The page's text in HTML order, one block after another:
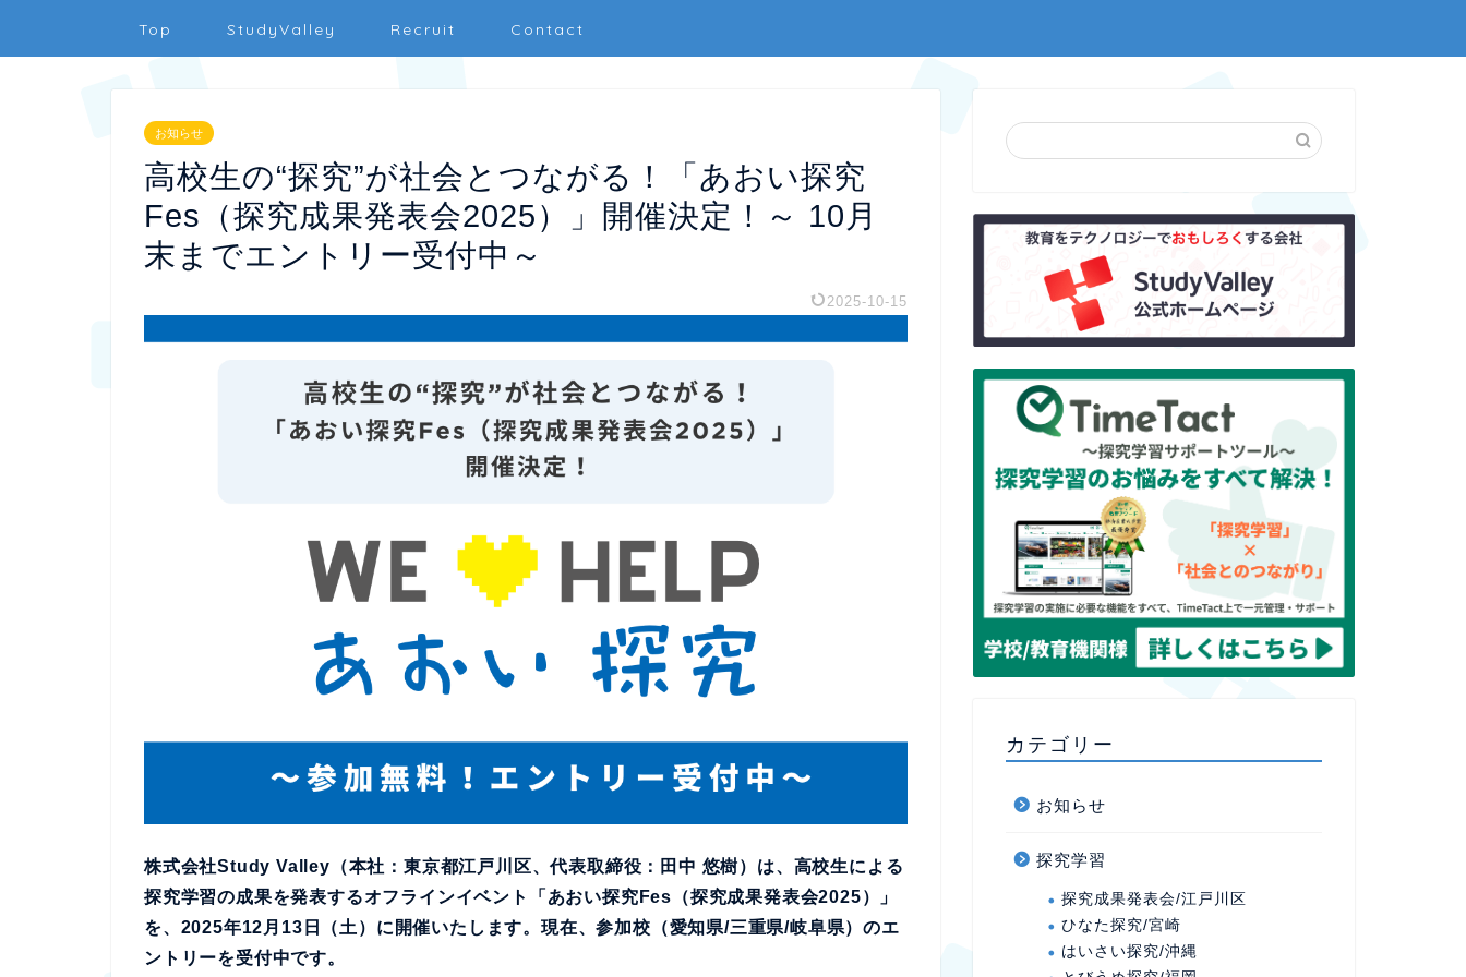
Top StudyValley Recruit Contact
お知らせ
高校生の“探究”が社会とつながる！「あおい探究
Fes（探究成果発表会2025）」開催決定！～ 10月
末までエントリー受付中～
2025-10-15
株式会社Study Valley（本社：東京都江戸川区、代表取締役：田中 悠樹）は、高校生による
探究学習の成果を発表するオフラインイベント「あおい探究Fes（探究成果発表会2025）」
を、2025年12月13日（土）に開催いたします。現在、参加校（愛知県/三重県/岐阜県）のエ
ントリーを受付中です。
カテゴリー
お知らせ
探究学習
探究成果発表会/江戸川区
ひなた探究/宮崎
はいさい探究/沖縄